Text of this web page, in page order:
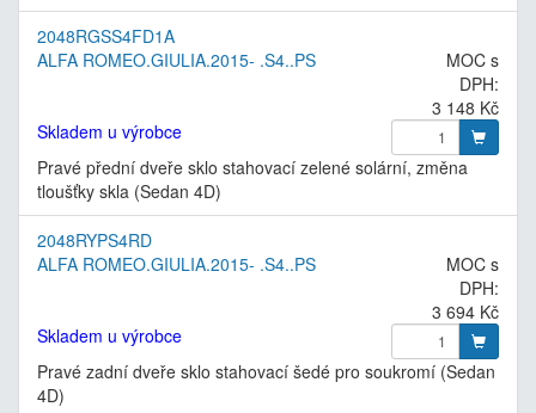
2048RGSS4FD1A
ALFA ROMEO.GIULIA.2015- .S4..PS
MOC s
DPH:
3 148 Kč
Skladem u výrobce
Pravé přední dveře sklo stahovací zelené solární, změna
tloušťky skla (Sedan 4D)
2048RYPS4RD
ALFA ROMEO.GIULIA.2015- .S4..PS
MOC s
DPH:
3 694 Kč
Skladem u výrobce
Pravé zadní dveře sklo stahovací šedé pro soukromí (Sedan
4D)